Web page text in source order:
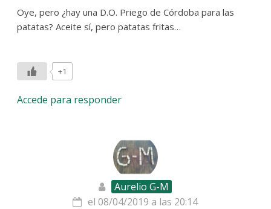
Oye, pero ¿hay una D.O. Priego de Córdoba para las
patatas? Aceite sí, pero patatas fritas…
+1
Accede para responder
Aurelio G-M
el 08/04/2019 a las 20:14